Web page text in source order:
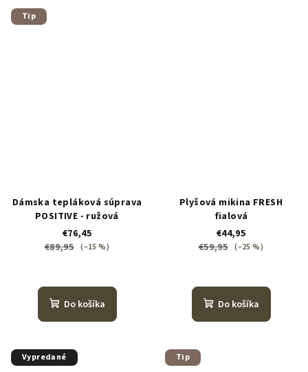
Tip
Dámska tepláková súprava
POSITIVE - ružová
€76,45
€89,95 (–15 %)
Do košíka
Plyšová mikina FRESH
fialová
€44,95
€59,95 (–25 %)
Do košíka
Vypredané Tip